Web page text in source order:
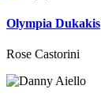
Olympia Dukakis
Rose Castorini